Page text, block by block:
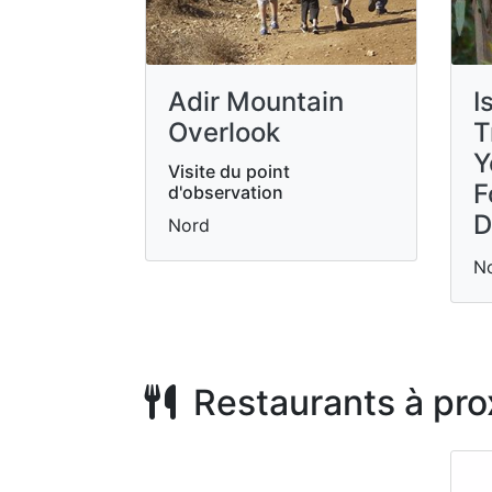
Adir Mountain
Overlook
Visite du point
d'observation
Nord
Restaurants à